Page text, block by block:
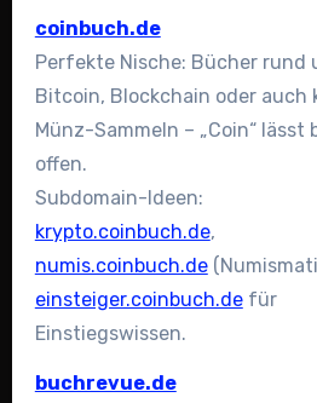
coinbuch.de
Perfekte Nische: Bücher rund
Bitcoin, Blockchain oder auch
Münz-Sammeln – „Coin“ lässt
offen.
Subdomain-Ideen:
krypto.coinbuch.de,
numis.coinbuch.de
einsteiger.coinbuch.defür
Einstiegswissen.
buchrevue.de